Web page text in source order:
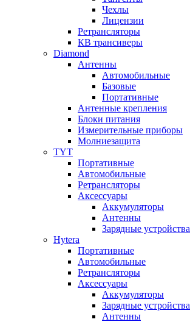
Чехлы
Лицензии
Ретрансляторы
КВ трансиверы
Diamond
Антенны
Автомобильные
Базовые
Портативные
Антенные крепления
Блоки питания
Измерительные приборы
Молниезащита
TYT
Портативные
Автомобильные
Ретрансляторы
Аксессуары
Аккумуляторы
Антенны
Зарядные устройства
Hytera
Портативные
Автомобильные
Ретрансляторы
Аксессуары
Аккумуляторы
Зарядные устройства
Антенны